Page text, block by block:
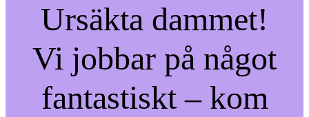
Ursäkta dammet!
Vi jobbar på något
fantastiskt – kom